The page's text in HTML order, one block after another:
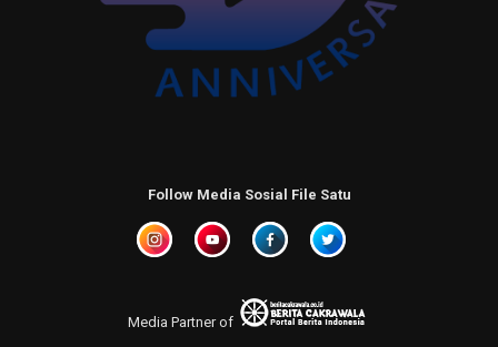
Follow Media Sosial File Satu
Media Partner of